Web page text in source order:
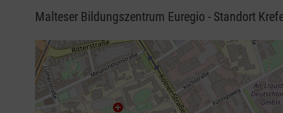
Malteser Bildungszentrum Euregio - Standort